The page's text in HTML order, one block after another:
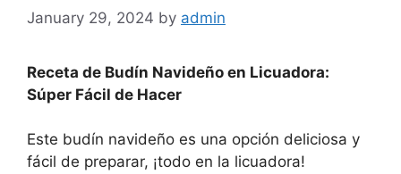
January 29, 2024 by admin
Receta de Budín Navideño en Licuadora:
Súper Fácil de Hacer
Este budín navideño es una opción deliciosa y
fácil de preparar, ¡todo en la licuadora!